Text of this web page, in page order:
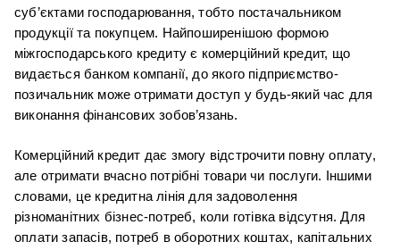
суб’єктами господарювання, тобто постачальником
продукції та покупцем. Найпоширенішою формою
міжгосподарського кредиту є комерційний кредит, що
видається банком компанії, до якого підприємство-
позичальник може отримати доступ у будь-який час для
виконання фінансових зобов’язань.
Комерційний кредит дає змогу відстрочити повну оплату,
але отримати вчасно потрібні товари чи послуги. Іншими
словами, це кредитна лінія для задоволення
різноманітних бізнес-потреб, коли готівка відсутня. Для
оплати запасів, потреб в оборотних коштах, капітальних